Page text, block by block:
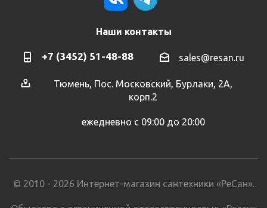
Наши контакты
+7 (3452) 51-48-88 sales@resan.ru
Тюмень, Пос. Московский, Бурлаки, 2А,
корп.2
ежедневно с 09:00 до 20:00
© 2010 - 2026 Интернет-магазин сантехники «РеСан».